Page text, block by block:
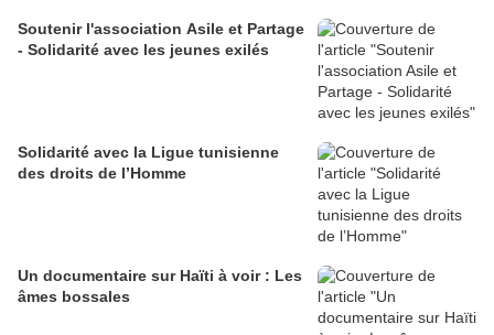
Soutenir l'association Asile et Partage
- Solidarité avec les jeunes exilés
Solidarité avec la Ligue tunisienne
des droits de l’Homme
Un documentaire sur Haïti à voir : Les
âmes bossales